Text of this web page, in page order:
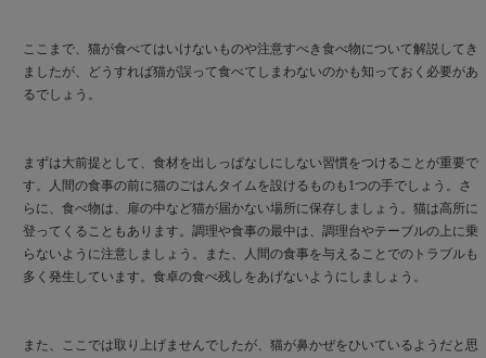
ここまで、猫が食べてはいけないものや注意すべき食べ物について解説してき
ましたが、どうすれば猫が誤って食べてしまわないのかも知っておく必要があ
るでしょう。
まずは大前提として、食材を出しっぱなしにしない習慣をつけることが重要で
す。人間の食事の前に猫のごはんタイムを設けるものも1つの手でしょう。さ
らに、食べ物は、扉の中など猫が届かない場所に保存しましょう。猫は高所に
登ってくることもあります。調理や食事の最中は、調理台やテーブルの上に乗
らないように注意しましょう。また、人間の食事を与えることでのトラブルも
多く発生しています。食卓の食べ残しをあげないようにしましょう。
また、ここでは取り上げませんでしたが、猫が鼻かぜをひいているようだと思